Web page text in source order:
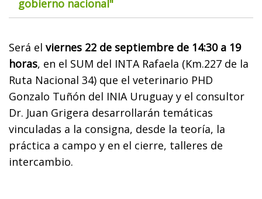
gobierno nacional"
Será el viernes 22 de septiembre de 14:30 a 19
horas, en el SUM del INTA Rafaela (Km.227 de la
Ruta Nacional 34) que el veterinario PHD
Gonzalo Tuñón del INIA Uruguay y el consultor
Dr. Juan Grigera desarrollarán temáticas
vinculadas a la consigna, desde la teoría, la
práctica a campo y en el cierre, talleres de
intercambio.